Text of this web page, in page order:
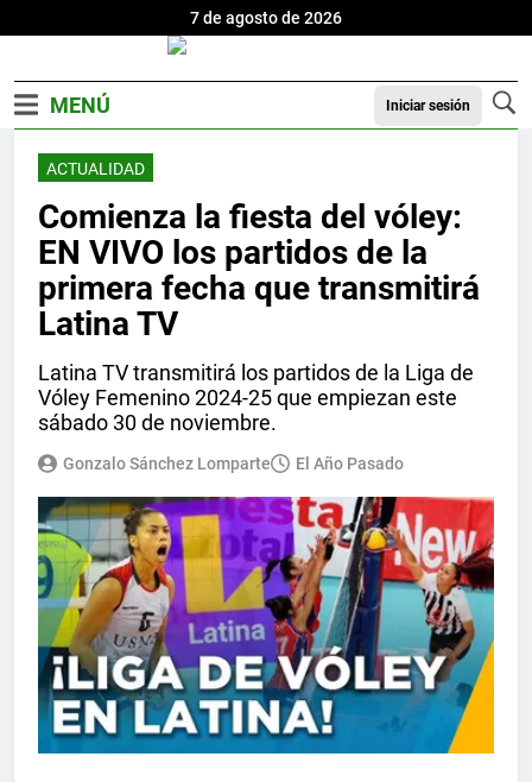
7 de agosto de 2026
Iniciar sesión
ACTUALIDAD
Comienza la fiesta del vóley:
EN VIVO los partidos de la
primera fecha que transmitirá
Latina TV
Latina TV transmitirá los partidos de la Liga de
Vóley Femenino 2024-25 que empiezan este
sábado 30 de noviembre.
Gonzalo Sánchez Lomparte El Año Pasado